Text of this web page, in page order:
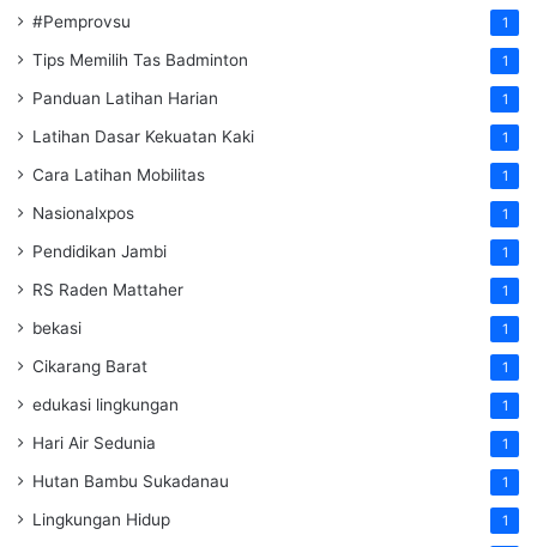
#Pemprovsu 1
Tips Memilih Tas Badminton 1
Panduan Latihan Harian 1
Latihan Dasar Kekuatan Kaki 1
Cara Latihan Mobilitas 1
Nasionalxpos 1
Pendidikan Jambi 1
RS Raden Mattaher 1
bekasi 1
Cikarang Barat 1
edukasi lingkungan 1
Hari Air Sedunia 1
Hutan Bambu Sukadanau 1
Lingkungan Hidup 1